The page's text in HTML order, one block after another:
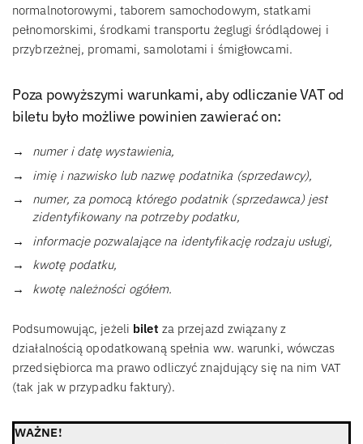
normalnotorowymi, taborem samochodowym, statkami
pełnomorskimi, środkami transportu żeglugi śródlądowej i
przybrzeżnej, promami, samolotami i śmigłowcami.
Poza powyższymi warunkami, aby odliczanie VAT od
biletu było możliwe powinien zawierać on:
numer i datę wystawienia,
imię i nazwisko lub nazwę podatnika (sprzedawcy),
numer, za pomocą którego podatnik (sprzedawca) jest
zidentyfikowany na potrzeby podatku,
informacje pozwalające na identyfikację rodzaju usługi,
kwotę podatku,
kwotę należności ogółem.
Podsumowując, jeżeli bilet za przejazd związany z
działalnością opodatkowaną spełnia ww. warunki, wówczas
przedsiębiorca ma prawo odliczyć znajdujący się na nim VAT
(tak jak w przypadku faktury).
WAŻNE!